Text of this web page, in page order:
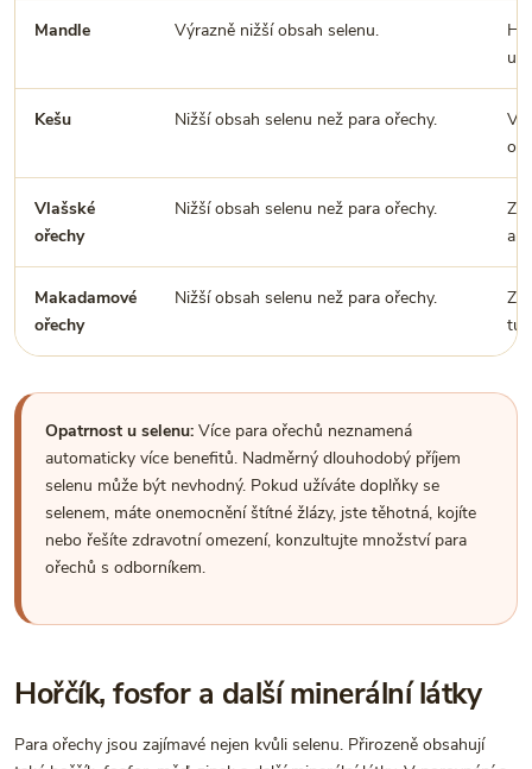
Mandle Výrazně nižší obsah selenu.
Kešu Nižší obsah selenu než para ořechy.
Vlašské
ořechy
Nižší obsah selenu než para ořechy.
a
Makadamové
ořechy
Nižší obsah selenu než para ořechy.
Opatrnost u selenu: Více para ořechů neznamená
automaticky více benefitů. Nadměrný dlouhodobý příjem
selenu může být nevhodný. Pokud užíváte doplňky se
selenem, máte onemocnění štítné žlázy, jste těhotná, kojíte
nebo řešíte zdravotní omezení, konzultujte množství para
ořechů s odborníkem.
Hořčík, fosfor a další minerální látky
Para ořechy jsou zajímavé nejen kvůli selenu. Přirozeně obsahují